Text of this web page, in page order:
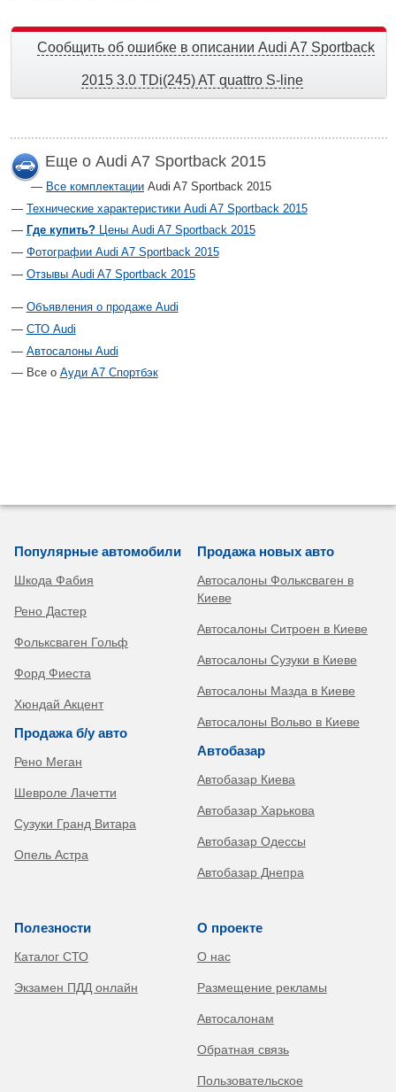
Сообщить об ошибке в описании Audi A7 Sportback
2015 3.0 TDi(245) AT quattro S-line
Еще о Audi A7 Sportback 2015
Все комплектации Audi A7 Sportback 2015
Технические характеристики Audi A7 Sportback 2015
Где купить?Цены Audi A7 Sportback 2015
Фотографии Audi A7 Sportback 2015
Отзывы Audi A7 Sportback 2015
Объявления о продаже Audi
СТО Audi
Автосалоны Audi
Все о Ауди А7 Спортбэк
Популярные автомобили
Шкода Фабия
Рено Дастер
Фольксваген Гольф
Форд Фиеста
Хюндай Акцент
Продажа б/у авто
Рено Меган
Шевроле Лачетти
Сузуки Гранд Витара
Опель Астра
Продажа новых авто
Автосалоны Фольксваген в
Киеве
Автосалоны Ситроен в Киеве
Автосалоны Сузуки в Киеве
Автосалоны Мазда в Киеве
Автосалоны Вольво в Киеве
Автобазар
Автобазар Киева
Автобазар Харькова
Автобазар Одессы
Автобазар Днепра
Полезности
Каталог СТО
Экзамен ПДД онлайн
О проекте
О нас
Размещение рекламы
Автосалонам
Обратная связь
Пользовательское